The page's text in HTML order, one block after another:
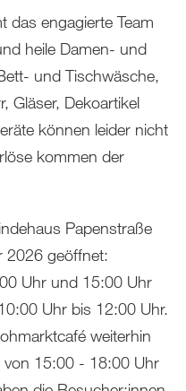
das engagierte Team
heile Damen- und
und Tischwäsche,
Gläser, Dekoartikel
können leider nicht
kommen der
Papenstraße
2026 geöffnet:
Uhr und 15:00 Uhr
Uhr bis 12:00 Uhr.
weiterhin
von 15:00 - 18:00 Uhr